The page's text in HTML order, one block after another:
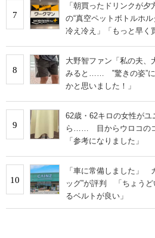
7
「朝買ったドリンクが
の“真空ペットボトルホ
冷え冷え」「もっと早く
8
大野智ファン「私の夫
みると…… ‟驚きの姿”に
かと思いました！」
9
62歳・62キロの女性がユ
ら…… 目からウロコのコ
「参考になりました」
10
「車に常備しました」
ッグ”が評判 「ちょうど
るベルトが良い」